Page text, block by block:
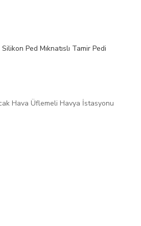
Silikon Ped Mıknatıslı Tamir Pedi